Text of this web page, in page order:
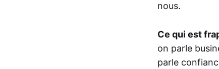
nous.
Ce qui est
on parle
parle